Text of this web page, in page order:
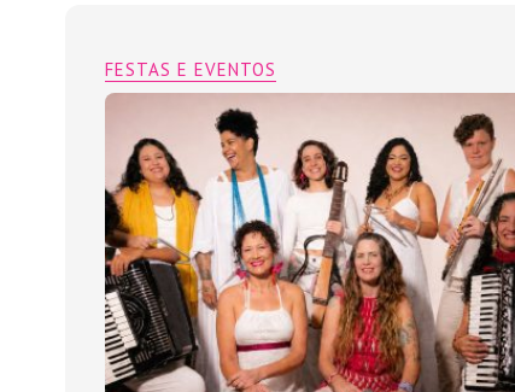
FESTAS E EVENTOS